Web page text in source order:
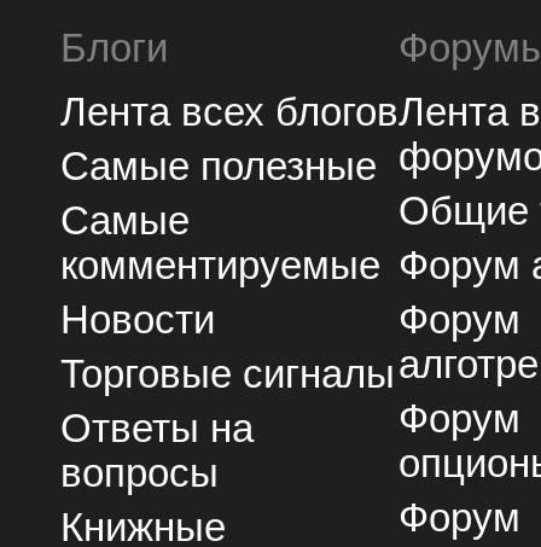
Блоги
Лента всех блогов
Самые полезные
Самые
комментируемые
Новости
Торговые сигналы
Ответы на
вопросы
Книжные
Лента
Общие
Форум
Форум
Форум
Форум